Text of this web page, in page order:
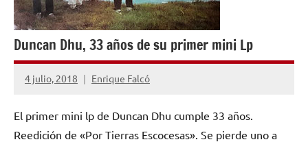
Duncan Dhu, 33 años de su primer mini Lp
4 julio, 2018 Enrique Falcó
No
comentarios
El primer mini lp de Duncan Dhu cumple 33 años.
Reedición de «Por Tierras Escocesas». Se pierde uno a